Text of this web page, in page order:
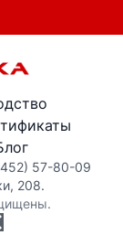
57-80-09
208.